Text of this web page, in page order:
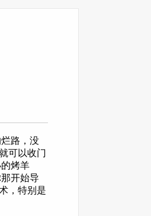
路，没
可以收门
烤羊
开始导
，特别是